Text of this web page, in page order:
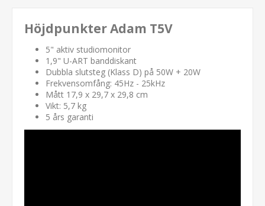
Höjdpunkter Adam T5V
5" aktiv studiomonitor
1,9" U-ART banddiskant
Dubbla slutsteg (Klass D) på 50W + 20W
Frekvensomfång: 45Hz - 25kHz
Mått 17,9 x 29,7 x 29,8 cm
Vikt: 5,7 kg
5 års garanti